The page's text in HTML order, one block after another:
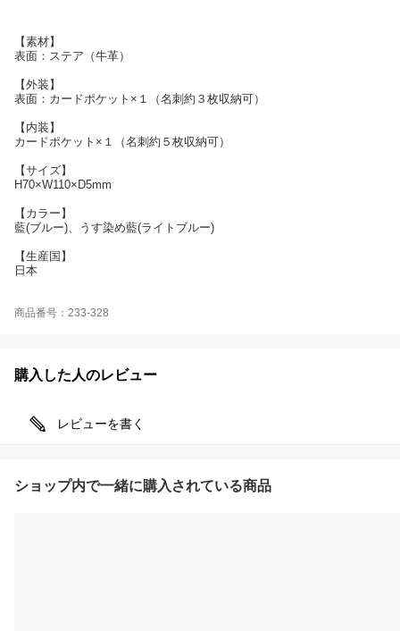
【素材】
表面：ステア（牛革）
【外装】
表面：カードポケット×１（名刺約３枚収納可）
【内装】
カードポケット×１（名刺約５枚収納可）
【サイズ】
H70×W110×D5mm
【カラー】
藍(ブルー)、うす染め藍(ライトブルー)
【生産国】
日本
商品番号：233-328
購入した人のレビュー
レビューを書く
ショップ内で一緒に購入されている商品